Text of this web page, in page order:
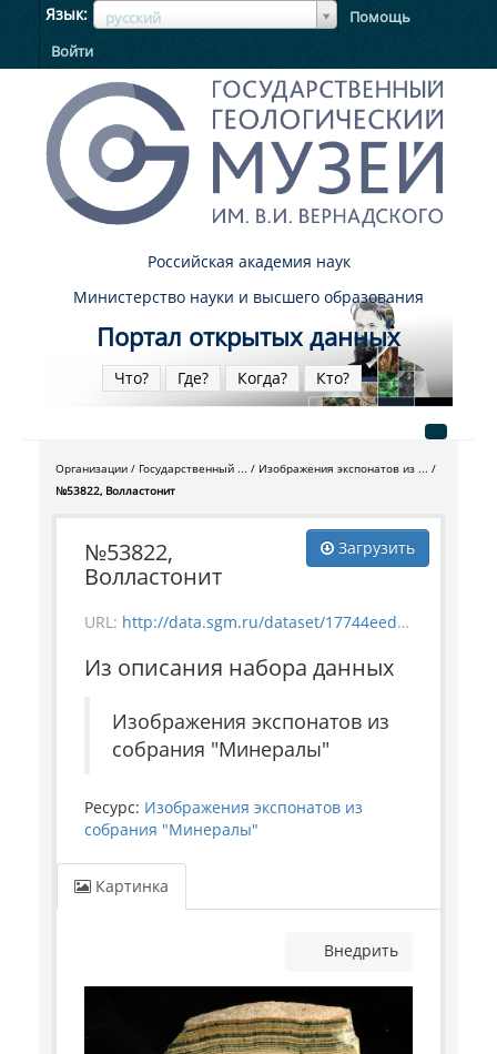
Язык русский
ЯзыкЯзык
Помощь
Войти
Российская академия наук
Министерство науки и высшего образования
Портал открытых данных
Что? Где? Когда? Кто?
Организации Государственный ...
Изображения экспонатов из ...
№53822, Волластонит
Загрузить
№53822,
Волластонит
URL: http://data.sgm.ru/dataset/17744eed-27fa-4a9a-bc72-4e657fa570af/resource/24009e79-dfd2-4a29-b44f-7bb813d2230a/download/mineral_53822.jpg
Из описания набора данных
Изображения экспонатов из
собрания "Минералы"
Ресурс: Изображения экспонатов из
собрания "Минералы"
Картинка
Внедрить